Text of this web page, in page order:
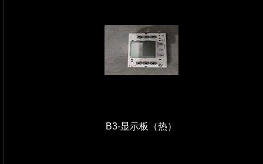
B3-显示板（热）